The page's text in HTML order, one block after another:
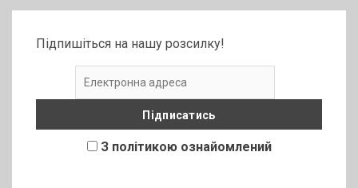
Підпишіться на нашу розсилку!
З політикою ознайомлений